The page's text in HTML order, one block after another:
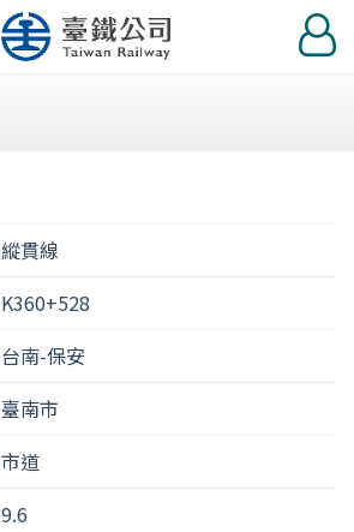
登
入
縱貫線
K360+528
台南-保安
臺南市
市道
9.6